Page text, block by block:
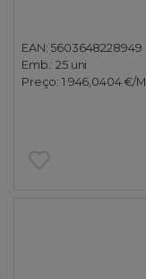
EAN: 5603648228949
Emb.:25 uni
Preço: 1 946,0404 €/Ml